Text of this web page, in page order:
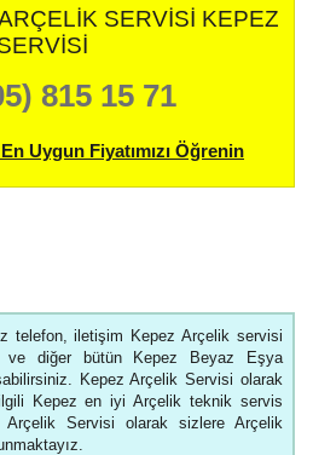
SERVISI KEPEZ
815 15 71
Uygun Fiyatımızı Öğrenin
telefon, iletişim Kepez Arçelik servisi
ve diğer bütün Kepez Beyaz Eşya
Kepez Arçelik Servisi olarak
Kepez en iyi Arçelik teknik servis
Arçelik Servisi olarak sizlere Arçelik